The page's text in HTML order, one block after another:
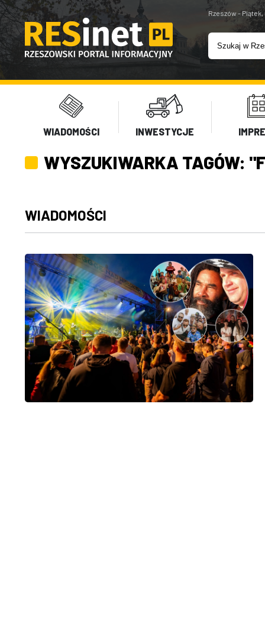
Rzeszów -
WIADOMOŚCI INWESTYCJE
WYSZUKIWARKA TAGÓW:
WIADOMOŚCI